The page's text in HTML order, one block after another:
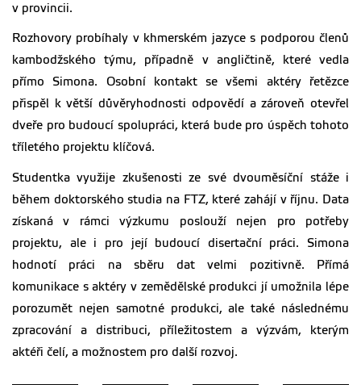
v provincii.
Rozhovory probíhaly v khmerském jazyce s podporou členů
kambodžského týmu, případně v angličtině, které vedla
přímo Simona. Osobní kontakt se všemi aktéry řetězce
přispěl k větší důvěryhodnosti odpovědí a zároveň otevřel
dveře pro budoucí spolupráci, která bude pro úspěch tohoto
tříletého projektu klíčová.
Studentka využije zkušenosti ze své dvouměsíční stáže i
během doktorského studia na FTZ, které zahájí v říjnu. Data
získaná v rámci výzkumu poslouží nejen pro potřeby
projektu, ale i pro její budoucí disertační práci. Simona
hodnotí práci na sběru dat velmi pozitivně. Přímá
komunikace s aktéry v zemědělské produkci jí umožnila lépe
porozumět nejen samotné produkci, ale také následnému
zpracování a distribuci, příležitostem a výzvám, kterým
aktéři čelí, a možnostem pro další rozvoj.